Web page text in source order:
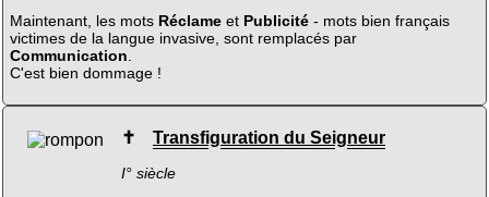
Maintenant, les mots Réclameet Publicité- mots bien français
victimes de la langue invasive, sont remplacés par
Communication
C'est bien dommage !
✝ Transfiguration du Seigneur
I° siècle